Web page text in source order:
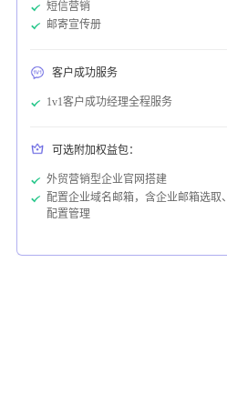
短信营销
邮寄宣传册
客户成功服务
1v1客户成功经理全程服务
可选附加权益包：
外贸营销型企业官网搭建
配置企业域名邮箱，含企业邮箱选取、
配置管理